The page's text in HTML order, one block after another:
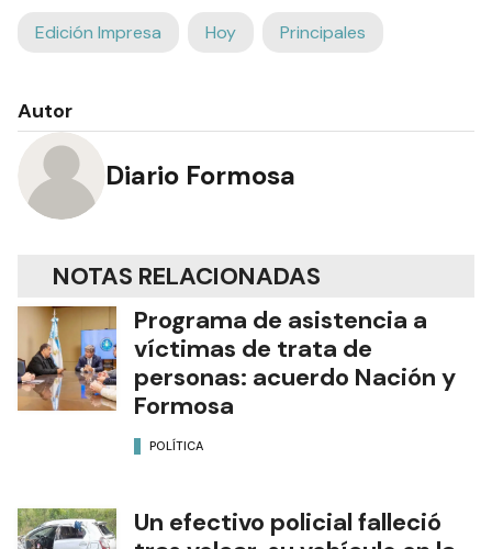
Edición Impresa Hoy Principales
Autor
Diario Formosa
NOTAS RELACIONADAS
Programa de asistencia a
víctimas de trata de
personas: acuerdo Nación y
Formosa
POLÍTICA
Un efectivo policial falleció